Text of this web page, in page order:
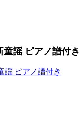
謡 ピアノ譜付き